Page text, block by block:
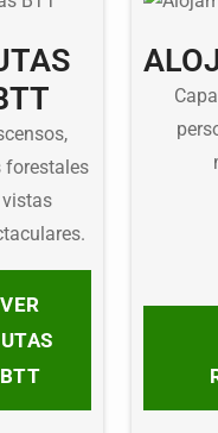
forestales
VER
BTT